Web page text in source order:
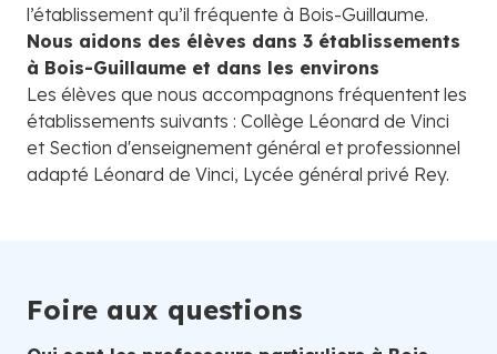
l’établissement qu’il fréquente à Bois-Guillaume.
Nous aidons des élèves dans 3 établissements
à Bois-Guillaume et dans les environs
Les élèves que nous accompagnons fréquentent les
établissements suivants : Collège Léonard de Vinci
et Section d'enseignement général et professionnel
adapté Léonard de Vinci, Lycée général privé Rey.
Foire aux questions